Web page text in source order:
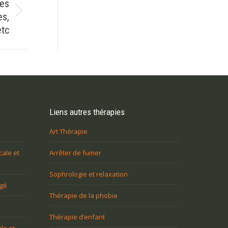
et
Liens autres thérapies
Art Thérapie
Arrêter de fumer
Sophrologie et relaxation
Thérapie de la phobie
Thérapie d’enfant